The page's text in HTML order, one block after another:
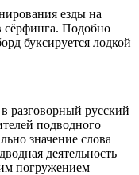
езды на
сёрфинга. Подобно
буксируется лодкой
разговорный русский
подводного
значение слова
деятельность
погружением